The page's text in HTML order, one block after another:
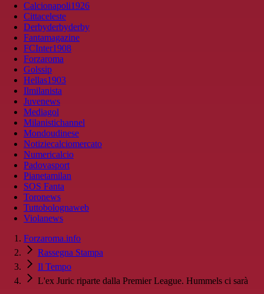
Calcionapoli1926
Cittaceleste
Derbyderbyderby
Fantamagazine
FCInter1908
Forzaroma
Golssip
Hellas1903
Ilmilanista
Juvenews
Mediagol
Milanistichannel
Mondoudinese
Notiziecalciomercato
Numericalcio
Padovasport
Pianetamilan
SOS Fanta
Toronews
Tuttobolognaweb
Violanews
Forzaroma.info
Rassegna Stampa
Il Tempo
L'ex Juric riparte dalla Premier League. Hummels ci sarà